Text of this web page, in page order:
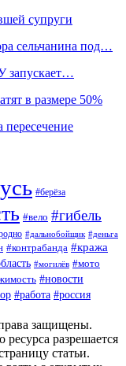
супруги
сельчанина под…
запускает…
в размере 50%
пересечение
#берёза
#вело #гибель
#дальнобойщик #деньга
#контрабанда #кража
#могилёв #мото
#новости
#работа #россия
защищены.
разрешается
статьи.